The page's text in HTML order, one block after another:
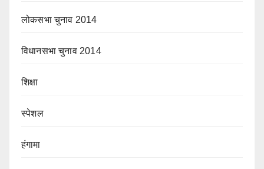
लोकसभा चुनाव 2014
विधानसभा चुनाव 2014
शिक्षा
स्पेशल
हंगामा